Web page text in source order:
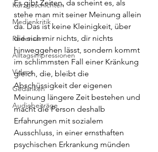
Kurzgeschichten
Medienkritik
Redensart
Alltagsimpressionen
Videos
Gedanken
Audiobeiträge
Es gibt Zeiten, da scheint es, als
stehe man mit seiner Meinung allein
da. Das ist keine Kleinigkeit, über
die sich mir nichts, dir nichts
hinweggehen lässt, sondern kommt
im schlimmsten Fall einer Kränkung
gleich, die, bleibt die
Abschüssigkeit der eigenen
Meinung längere Zeit bestehen und
macht die Person deshalb
Erfahrungen mit sozialem
Ausschluss, in einer ernsthaften
psychischen Erkrankung münden